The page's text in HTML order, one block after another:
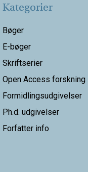
Kategorier
Bøger
E-bøger
Skriftserier
Open Access forskning
Formidlingsudgivelser
Ph.d. udgivelser
Forfatter info